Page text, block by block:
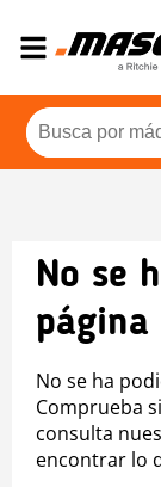
No se
página
No se ha
Comprueba
consulta
encontrar lo